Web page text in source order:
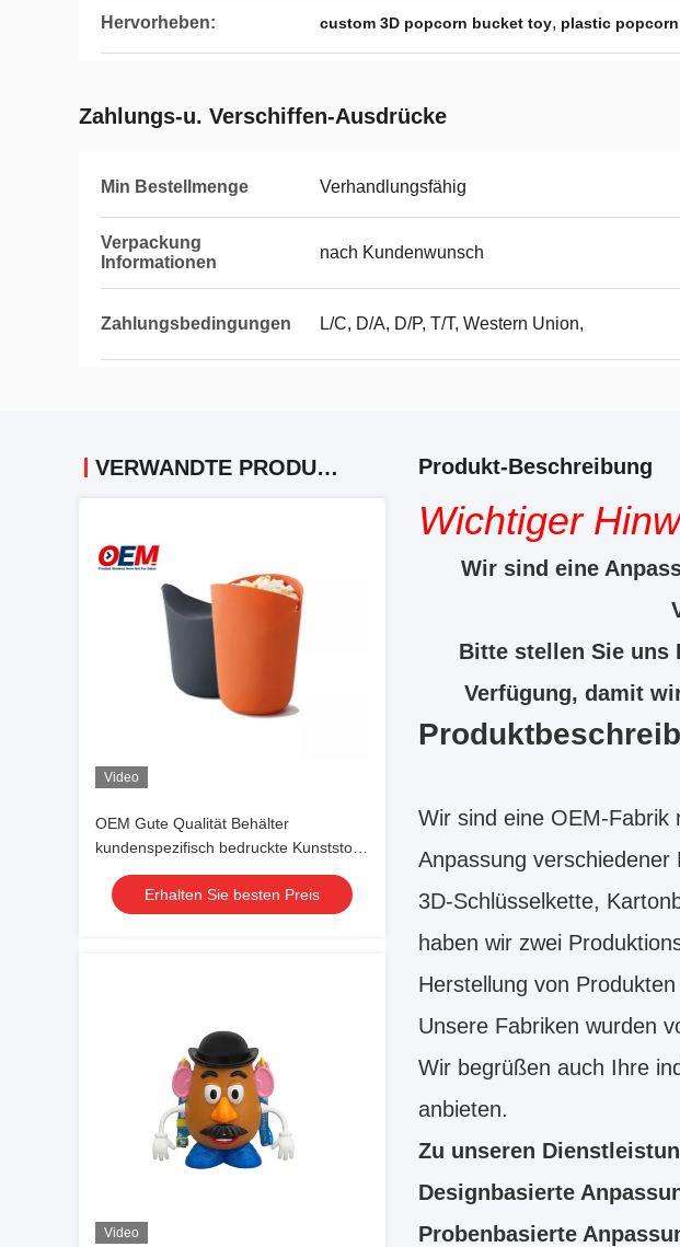
Hervorheben: custom 3D popcorn bucket toy, plastic
Zahlungs-u. Verschiffen-Ausdrücke
Min Bestellmenge Verhandlungsfähig
Verpackung
Informationen
nach Kundenwunsch
Zahlungsbedingungen L/C, D/A, D/P, T/T, Western Union,
VERWANDTE PRODUKTE
Video
OEM Gute Qualität Behälter
kundenspezifisch bedruckte Kunststoff-
Cartoon-Popcorn-Eimer-Wanne-Becher
mit Deckel für Werbezwecke
Erhalten Sie besten Preis
Video
Produkt-Beschreibung
Wichtiger
Wir sind eine
Bitte stellen Sie uns
Verfügung, damit
Wir sind eine OEM-Fabrik
Anpassung
3D-Schlüsselkette,
haben wir zwei
Herstellung von
Unsere Fabriken wurden
Wir begrüßen auch Ihre
anbieten.
Zu unseren
Designbasierte
Probenbasierte